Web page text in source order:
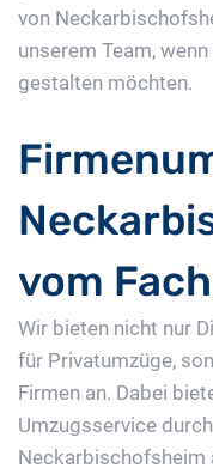
von
unserem Team,
gestalten möchten.
vom
Wir bieten nicht nur
für Privatumzüge,
Firmen an. Dabei
Umzugsservice
Neckarbischofsheim